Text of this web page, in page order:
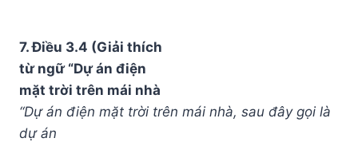
7. Điều 3.4 (Giải thích
từ ngữ “Dự án điện
mặt trời trên mái nhà
“Dự án điện mặt trời trên mái nhà, sau đây gọi là
dự án